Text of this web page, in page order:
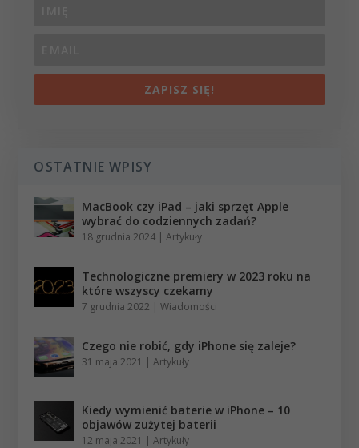
ZAPISZ SIĘ!
OSTATNIE WPISY
MacBook czy iPad – jaki sprzęt Apple
wybrać do codziennych zadań?
18 grudnia 2024 |Artykuły
Technologiczne premiery w 2023 roku na
które wszyscy czekamy
7 grudnia 2022 |Wiadomości
Czego nie robić, gdy iPhone się zaleje?
31 maja 2021 |Artykuły
Kiedy wymienić baterie w iPhone – 10
objawów zużytej baterii
12 maja 2021 |Artykuły